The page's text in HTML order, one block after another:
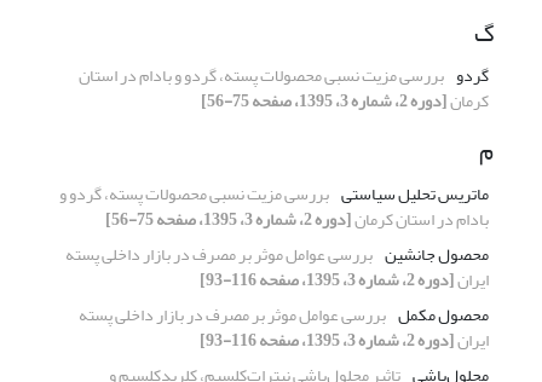
گ
گردو بررسی مزیت نسبی محصولات پسته، گردو و بادام در استان
کرمان[دوره 2، شماره 3، 1395، صفحه 75-56]
م
ماتریس تحلیل سیاستی بررسی مزیت نسبی محصولات پسته، گردو و
بادام در استان کرمان[دوره 2، شماره 3، 1395، صفحه 75-56]
محصول جانشین بررسی عوامل موثر بر مصرف در بازار داخلی پسته
ایران[دوره 2، شماره 3، 1395، صفحه 116-93]
محصول مکمل بررسی عوامل موثر بر مصرف در بازار داخلی پسته
ایران[دوره 2، شماره 3، 1395، صفحه 116-93]
محلول‌‌پاشی
تاثیر محلول‌پاشی نیترات‎‌‌کلسیم، کلرید‌کلسیم و